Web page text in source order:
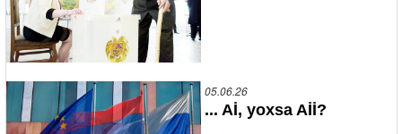
05.06.26
... Aİ, yoxsa Aİİ?